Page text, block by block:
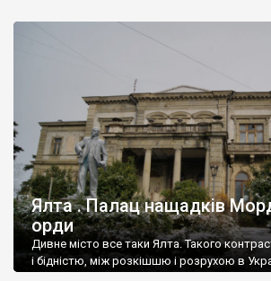
Ялта . Палац нащадків
орди
Дивне місто все таки Ялта. Такого
і бідністю, між розкішшю і розрухою в